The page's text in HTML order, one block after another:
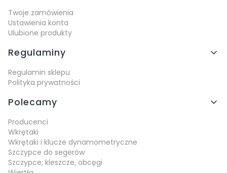
Twoje zamówienia
Ustawienia konta
Ulubione produkty
Regulaminy
Regulamin sklepu
Polityka prywatności
Polecamy
Producenci
Wkrętaki
Wkrętaki i klucze dynamometryczne
Szczypce do segerów
Szczypce, kleszcze, obcęgi